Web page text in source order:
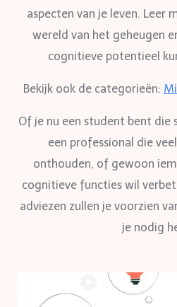
aspecten van je leven. Leer
wereld van het geheugen
cognitieve potentieel
Bekijk ook de categorieën:
Of je nu een student bent die
een professional die
onthouden, of gewoon
cognitieve functies wil
adviezen zullen je voorzien
je nodig